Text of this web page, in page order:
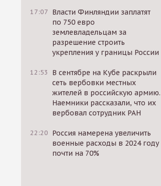
17:07 Власти Финляндии заплатят
по 750 евро
землевладельцам за
разрешение строить
укрепления у границы России
12:53
В сентябре на Кубе раскрыли
сеть вербовки местных
жителей в российскую армию.
Наемники рассказали, что их
вербовал сотрудник РАН
22:20 Россия намерена увеличить
военные расходы в 2024 году
почти на 70%